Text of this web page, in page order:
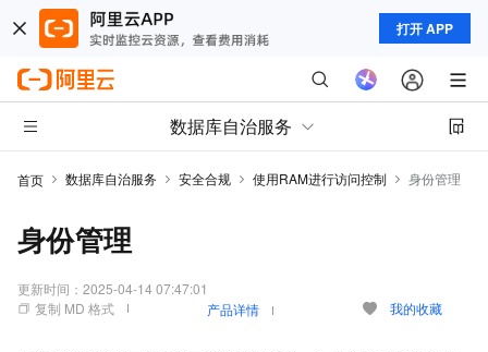
打开 APP
数据库自治服务
首页 数据库自治服务 安全合规 使用RAM进行访问控制 身份管理
身份管理
更新时间： 2025-04-14 07:47:01
复制 MD 格式
产品详情 我的收藏